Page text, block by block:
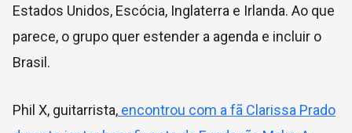
Estados Unidos, Escócia, Inglaterra e Irlanda. Ao que
parece, o grupo quer estender a agenda e incluir o
Brasil.
Phil X, guitarrista, encontrou com a fã Clarissa Prado